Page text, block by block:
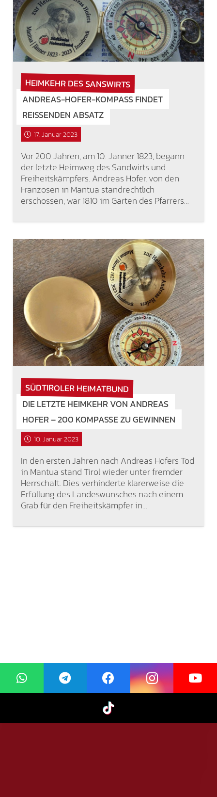
HEIMKEHR DES SANSWIRTS
ANDREAS-HOFER-KOMPASS FINDET
REISSENDEN ABSATZ
17. Januar 2023
Vor 200 Jahren, am 10. Jänner 1823, begann
der letzte Heimweg des Sandwirts und
Freiheitskämpfers. Andreas Hofer, von den
Franzosen in Mantua standrechtlich
erschossen, war 1810 im Garten des Pfarrers…
SÜDTIROLER HEIMATBUND
DIE LETZTE HEIMKEHR VON ANDREAS
HOFER – 200 KOMPASSE ZU GEWINNEN
10. Januar 2023
In den ersten Jahren nach Andreas Hofers Tod
in Mantua stand Tirol wieder unter fremder
Herrschaft. Dies verhinderte klarerweise die
Erfüllung des Landeswunsches nach einem
Grab für den Freiheitskämpfer in…